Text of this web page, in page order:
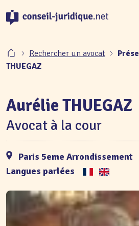
Rechercher un avocat
THUEGAZ
Aurélie THUEGAZ
Avocat à la cour
Paris 5eme Arrondissement
Langues parlées